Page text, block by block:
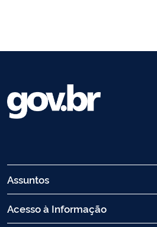
Assuntos
Acesso à Informação